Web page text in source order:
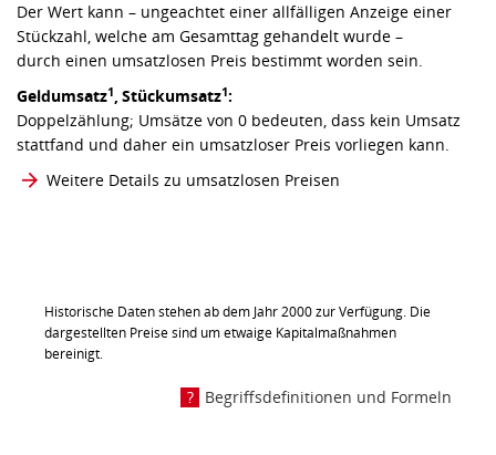
Der Wert kann – ungeachtet einer allfälligen Anzeige einer
Stückzahl, welche am Gesamttag gehandelt wurde –
durch einen umsatzlosen Preis bestimmt worden sein.
Geldumsatz1, Stückumsatz1:
Doppelzählung; Umsätze von 0 bedeuten, dass kein Umsatz
stattfand und daher ein umsatzloser Preis vorliegen kann.
Weitere Details zu umsatzlosen Preisen
Historische Daten stehen ab dem Jahr 2000 zur Verfügung. Die
dargestellten Preise sind um etwaige Kapitalmaßnahmen
bereinigt.
Begriffsdefinitionen und Formeln